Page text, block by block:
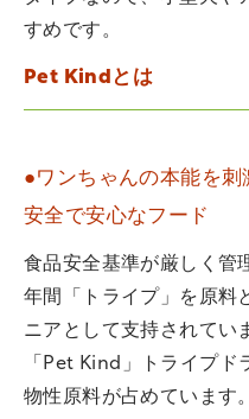
すめです。
Pet Kindとは
●ワンちゃんの本能を刺
安全で安心なフード
食品安全基準が厳しく管
年間「トライプ」を原料
ニアとして支持されてい
「Pet Kind」トライプド
物性原料が占めています。